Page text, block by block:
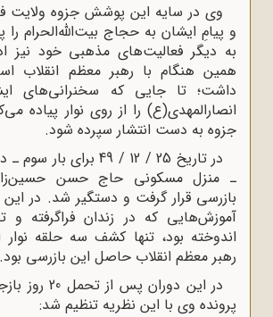
وی در سایه این پوشش جزوه ولایت
و پیامِ ایشان به حجاج بیت‌الله‌الحرام
به دیگر فعالیت‌های مذهبی خود نیز
همین هنگام با رهبر معظم انقلاب
داشت؛ تا جایی که سخنرانی‌های
انصارالمهدی(ع) را از روی نوار پیاده
جزوه به دست انتشار سپرده شود.
ـ منزل مسکونی حاج حسن
بازرسی قرار گرفت و دستگیر شد. در این
آموزش‌هایی که در زندان فراگرفته و
اندوخته بود، تنها کشف سه حلقه نوار
رهبر معظم انقلاب حاصل این بازرسی بود.
در این دوران پس
پرونده وی با این نظریه تنظیم شد: